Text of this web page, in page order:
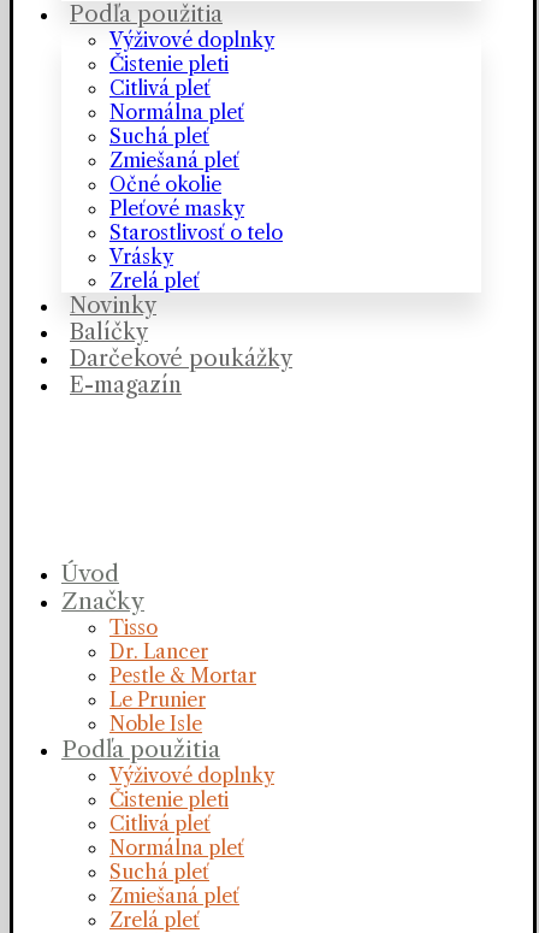
Podľa použitia
Výživové doplnky
Čistenie pleti
Citlivá pleť
Normálna pleť
Suchá pleť
Zmiešaná pleť
Očné okolie
Pleťové masky
Starostlivosť o telo
Vrásky
Zrelá pleť
Novinky
Balíčky
Darčekové poukážky
E-magazín
Úvod
Značky
Tisso
Dr. Lancer
Pestle & Mortar
Le Prunier
Noble Isle
Podľa použitia
Výživové doplnky
Čistenie pleti
Citlivá pleť
Normálna pleť
Suchá pleť
Zmiešaná pleť
Zrelá pleť